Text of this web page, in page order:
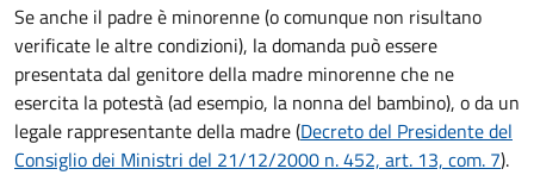
Se anche il padre è minorenne (o comunque non risultano
verificate le altre condizioni), la domanda può essere
presentata dal genitore della madre minorenne che ne
esercita la potestà (ad esempio, la nonna del bambino), o da un
legale rappresentante della madre (Decreto del Presidente del
Consiglio dei Ministri del 21/12/2000 n. 452, art. 13, com. 7).